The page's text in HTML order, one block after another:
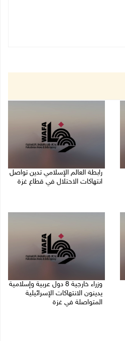
رابطة العالم الإسلامي تدين تواصل
انتهاكات الاحتلال في قطاع غزة
وزراء خارجية 8 دول عربية وإسلامية
يدينون الانتهاكات الإسرائيلية
المتواصلة في غزة